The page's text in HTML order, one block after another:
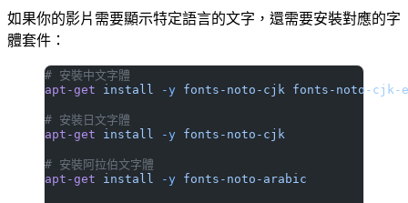
如果你的影片需要顯示特定語言的文字，還需要安裝對應的字
體套件：
# 安裝中文字體
apt-get install -y fonts-noto-cjk fonts-noto-cjk-
# 安裝日文字體
apt-get install -y fonts-noto-cjk
# 安裝阿拉伯文字體
apt-get install -y fonts-noto-arabic